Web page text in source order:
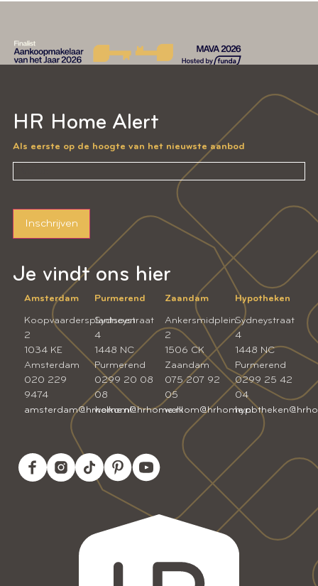
Je vindt ons hier
Amsterdam
Koopvaardersplantsoen
2
1034 KE
Amsterdam
020 229
9474
amsterdam@hrhome.nl
Purmerend
Sydneystraat
4
1448 NC
Purmerend
0299 20 08
08
welkom@hrhome.nl
Zaandam
Ankersmidplein
2
1506 CK
Zaandam
075 207 92
05
welkom@hrhome.nl
Hypotheken
Sydneystraat
4
1448 NC
Purmerend
0299 25 42
04
HR Home Alert
Als eerste op de hoogte van het nieuwste aanbod
Inschrijven